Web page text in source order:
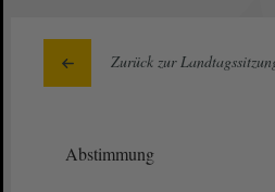
Zurück zur
Abstimmung